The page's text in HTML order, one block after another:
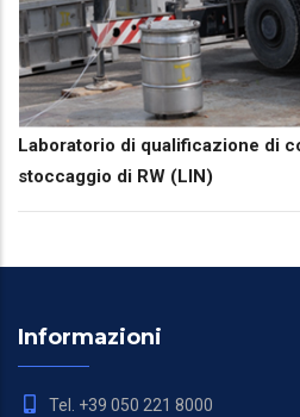
Laboratorio di qualificazione di
stoccaggio di RW (LIN)
Informazioni
Tel. +39 050 221 8000